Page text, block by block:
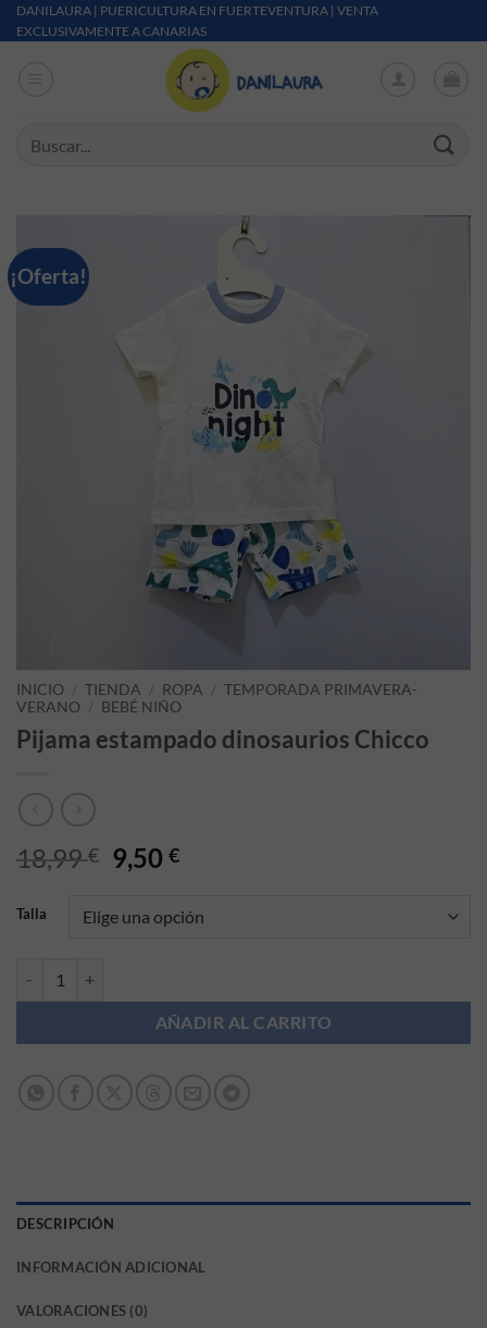
Saltar al contenido
DANILAURA | PUERICULTURA EN FUERTEVENTURA | VENTA
EXCLUSIVAMENTE A CANARIAS
¡Oferta!
INICIO / TIENDA / ROPA / TEMPORADA PRIMAVERA-
VERANO / BEBÉ NIÑO
Pijama estampado dinosaurios Chicco
18,99€ El precio original era: 18,99 €.
9,50€El precio actual es: 9,50 €.
Talla
AÑADIR AL CARRITO
DESCRIPCIÓN
INFORMACIÓN ADICIONAL
VALORACIONES (0)